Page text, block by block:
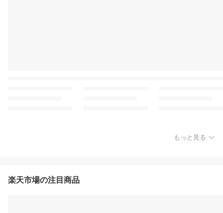
もっと見る
楽天市場の注目商品